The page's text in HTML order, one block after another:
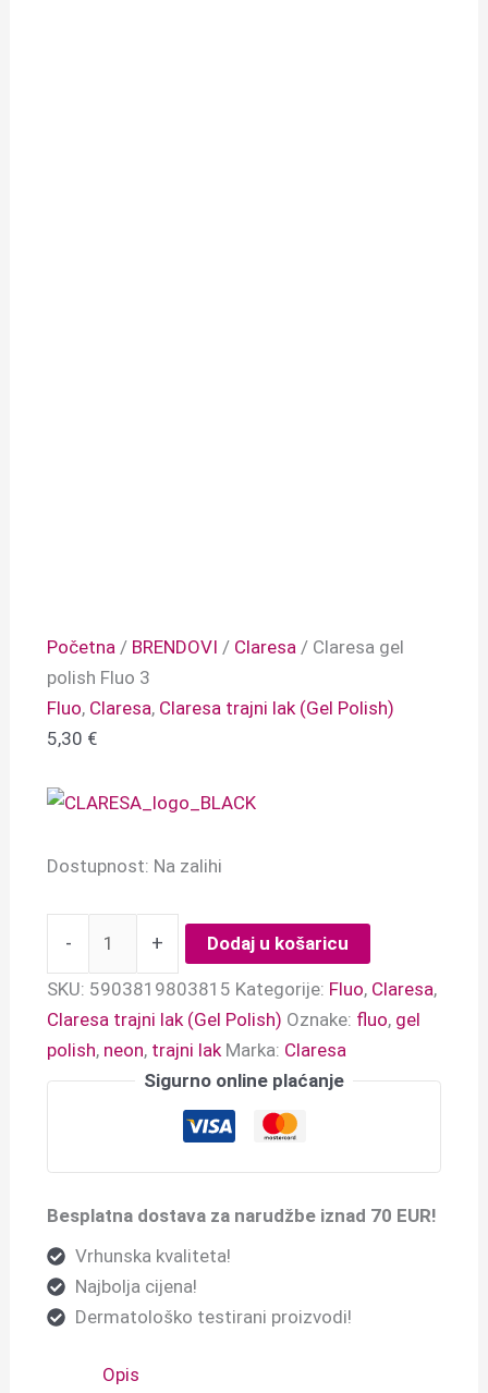
Početna / BRENDOVI / Claresa / Claresa gel
polish Fluo 3
Fluo, Claresa, Claresa trajni lak (Gel Polish)
5,30 €
Dostupnost: Na zalihi
- + Dodaj u košaricu
SKU: 5903819803815 Kategorije: Fluo, Claresa,
Claresa trajni lak (Gel Polish) Oznake: fluo, gel
polish, neon, trajni lak Marka: Claresa
Sigurno online plaćanje
Besplatna dostava za narudžbe iznad 70 EUR!
Vrhunska kvaliteta!
Najbolja cijena!
Dermatološko testirani proizvodi!
Opis